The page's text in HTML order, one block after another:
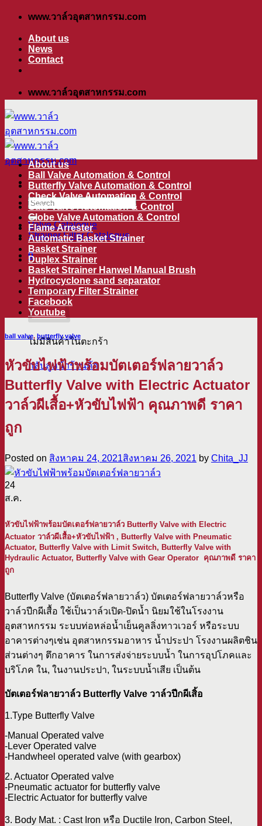
ข้าม
เนื้อหา
www.วาล์วอุตสาหกรรม.com
About us
News
Contact
www.วาล์วอุตสาหกรรม.com
ค้นหา:
Valve Catalogue
Strainer Filter Catalogue
0
ตะกร้าสินค้า
ไม่มีสินค้าในตะกร้า
กลับสู่หน้าร้านค้า
About us
Ball Valve Automation & Control
Butterfly Valve Automation & Control
Check Valve Automation & Control
Gate Valve Automation & Control
Globe Valve Automation & Control
Flame Arrester
Automatic Basket Strainer
Basket Strainer
Duplex Strainer
Basket Strainer Hanwel Manual Brush
Hydrocyclone sand separator
Temporary Filter Strainer
Facebook
Youtube
ball valve, butterfly valve
หัวขับไฟฟ้าพร้อมบัตเตอร์ฟลายวาล์ว
Butterfly Valve with Electric Actuator
วาล์วผีเสื้อ+หัวขับไฟฟ้า คุณภาพดี ราคา
ถูก
Posted on สิงหาคม 24, 2021สิงหาคม 26, 2021 by Chita_JJ
24
ส.ค.
หัวขับไฟฟ้าพร้อมบัตเตอร์ฟลายวาล์ว Butterfly Valve with Electric
Actuator วาล์วผีเสื้อ+หัวขับไฟฟ้า , Butterfly Valve with Pneumatic
Actuator, Butterfly Valve with Limit Switch, Butterfly Valve with
Hydraulic Actuator, Butterfly Valve with Gear Operator คุณภาพดี ราคา
ถูก
Butterfly Valve (บัตเตอร์ฟลายวาล์ว) บัตเตอร์ฟลายวาล์วหรือ
วาล์วปีกผีเสื้อ ใช้เป็นวาล์วเปิด-ปิดน้ำ นิยมใช้ในโรงงาน
อุตสาหกรรม ระบบท่อหล่อน้ำเย็นคูลลิ่งทาวเวอร์ หรือระบบ
อาคารต่างๆเช่น อุตสาหกรรมอาหาร น้ำประปา โรงงานผลิตชิน
ส่วนต่างๆ ตึกอาคาร ในการส่งจ่ายระบบน้ำ ในการอุปโภคและ
บริโภค ใน, ในงานประปา, ในระบบน้ำเสีย เป็นต้น
บัตเตอร์ฟลายวาล์ว Butterfly Valve วาล์วปีกผีเสิ้อ
1.Type Butterfly Valve
-Manual Operated valve
-Lever Operated valve
-Handwheel operated valve (with gearbox)
2. Actuator Operated valve
-Pneumatic actuator for butterfly valve
-Electric Actuator for butterfly valve
3. Body Mat. : Cast Iron หรือ Ductile Iron, Carbon Steel,